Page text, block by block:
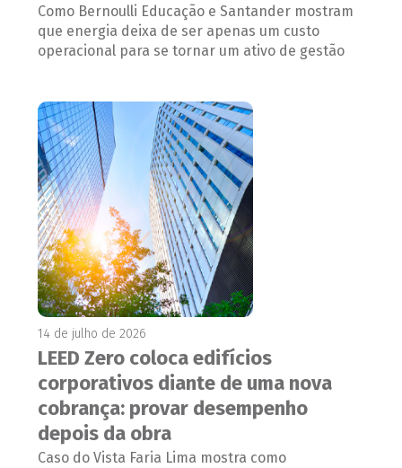
Como Bernoulli Educação e Santander mostram
que energia deixa de ser apenas um custo
operacional para se tornar um ativo de gestão
14 de julho de 2026
LEED Zero coloca edifícios
corporativos diante de uma nova
cobrança: provar desempenho
depois da obra
Caso do Vista Faria Lima mostra como